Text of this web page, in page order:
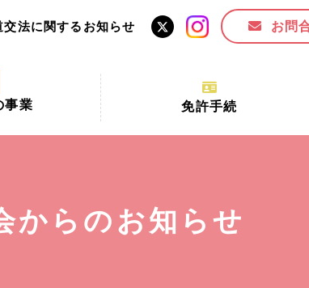
交法に関するお知らせ お問
事業
進センター事業
用事業
免許手続
手続場所の対象者及び受付時
講習時間
からのお知らせ